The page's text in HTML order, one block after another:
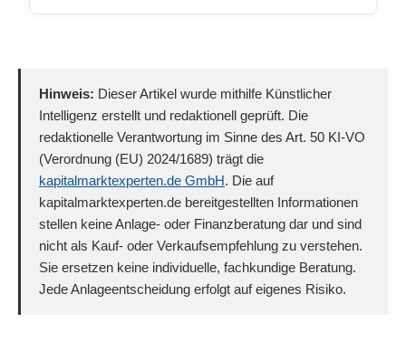
Hinweis: Dieser Artikel wurde mithilfe Künstlicher
Intelligenz erstellt und redaktionell geprüft. Die
redaktionelle Verantwortung im Sinne des Art. 50 KI-VO
(Verordnung (EU) 2024/1689) trägt die
kapitalmarktexperten.de GmbH. Die auf
kapitalmarktexperten.de bereitgestellten Informationen
stellen keine Anlage- oder Finanzberatung dar und sind
nicht als Kauf- oder Verkaufsempfehlung zu verstehen.
Sie ersetzen keine individuelle, fachkundige Beratung.
Jede Anlageentscheidung erfolgt auf eigenes Risiko.